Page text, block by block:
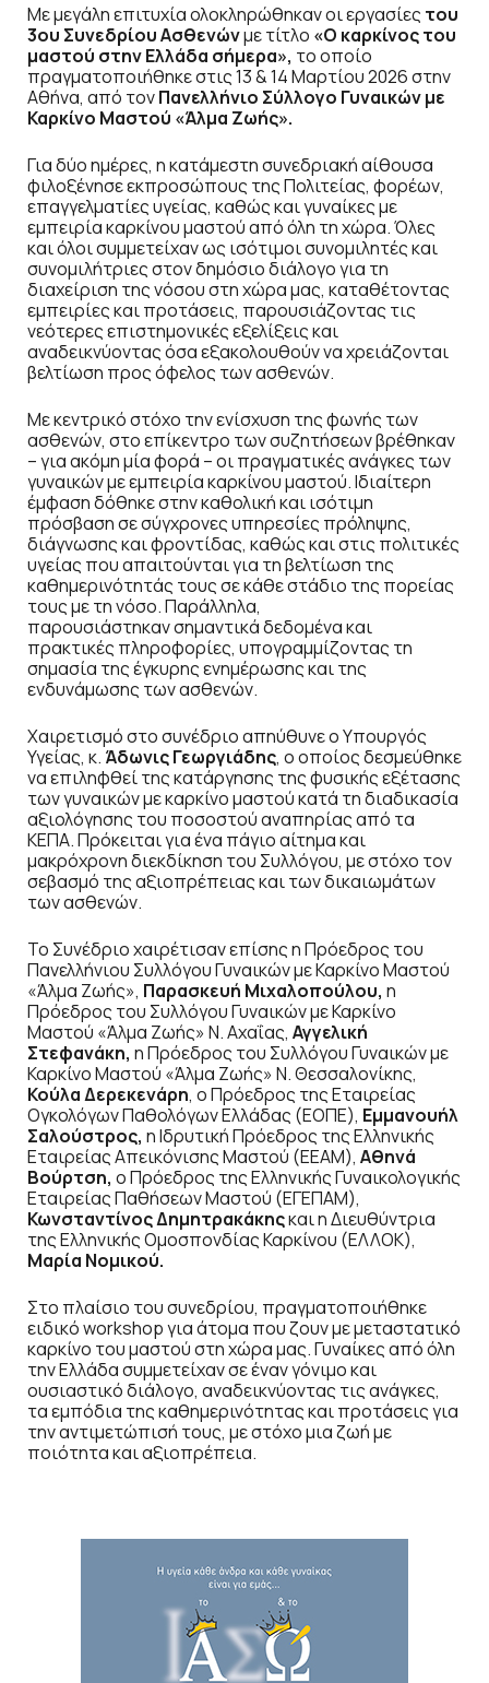
Με μεγάλη επιτυχία ολοκληρώθηκαν οι εργασίες του
3ου Συνεδρίου Ασθενώνμε τίτλο «Ο καρκίνος του
μαστού στην Ελλάδα σήμερα», το οποίο
πραγματοποιήθηκε στις 13 & 14 Μαρτίου 2026 στην
Αθήνα, από τονΠανελλήνιο Σύλλογο Γυναικών με
Καρκίνο Μαστού «Άλμα Ζωής».
Για δύο ημέρες, η κατάμεστη συνεδριακή αίθουσα
φιλοξένησε εκπροσώπους της Πολιτείας, φορέων,
επαγγελματίες υγείας, καθώς και γυναίκες με
εμπειρία καρκίνου μαστού από όλη τη χώρα. Όλες
και όλοι συμμετείχαν ως ισότιμοι συνομιλητές και
συνομιλήτριες στον δημόσιο διάλογο για τη
διαχείριση της νόσου στη χώρα μας, καταθέτοντας
εμπειρίες και προτάσεις, παρουσιάζοντας τις
νεότερες επιστημονικές εξελίξεις και
αναδεικνύοντας όσα εξακολουθούν να χρειάζονται
βελτίωση προς όφελος των ασθενών.
Με κεντρικό στόχο την ενίσχυση της φωνής των
ασθενών, στο επίκεντρο των συζητήσεων βρέθηκαν
– για ακόμη μία φορά – οι πραγματικές ανάγκες των
γυναικών με εμπειρία καρκίνου μαστού. Ιδιαίτερη
έμφαση δόθηκε στην καθολική και ισότιμη
πρόσβαση σε σύγχρονες υπηρεσίες πρόληψης,
διάγνωσης και φροντίδας, καθώς και στις πολιτικές
υγείας που απαιτούνται για τη βελτίωση της
καθημερινότητάς τους σε κάθε στάδιο της πορείας
τους με τη νόσο. Παράλληλα,
παρουσιάστηκαν σημαντικά δεδομένα και
πρακτικές πληροφορίες, υπογραμμίζοντας τη
σημασία της έγκυρης ενημέρωσης και της
ενδυνάμωσης των ασθενών.
Χαιρετισμό στο συνέδριο απηύθυνε ο Υπουργός
Υγείας, κ. Άδωνις Γεωργιάδης, ο οποίος δεσμεύθηκε
να επιληφθεί της κατάργησης της φυσικής εξέτασης
των γυναικών με καρκίνο μαστού κατά τη διαδικασία
αξιολόγησης του ποσοστού αναπηρίας από τα
ΚΕΠΑ. Πρόκειται για ένα πάγιο αίτημα και
μακρόχρονη διεκδίκηση του Συλλόγου, με στόχο τον
σεβασμό της αξιοπρέπειας και των δικαιωμάτων
των ασθενών.
Το Συνέδριο χαιρέτισαν επίσης η Πρόεδρος του
Πανελλήνιου Συλλόγου Γυναικών με Καρκίνο Μαστού
«Άλμα Ζωής», Παρασκευή Μιχαλοπούλου, η
Πρόεδρος του Συλλόγου Γυναικών με Καρκίνο
Μαστού «Άλμα Ζωής» Ν. Αχαΐας, Αγγελική
Στεφανάκη, η Πρόεδρος του Συλλόγου Γυναικών με
Καρκίνο Μαστού «Άλμα Ζωής» Ν. Θεσσαλονίκης,
Κούλα Δερεκενάρη, ο Πρόεδρος της Εταιρείας
Ογκολόγων Παθολόγων Ελλάδας (ΕΟΠΕ), Εμμανουήλ
Σαλούστρος, η Ιδρυτική Πρόεδρος της Ελληνικής
Εταιρείας Απεικόνισης Μαστού (ΕΕΑΜ), Αθηνά
Βούρτση, ο Πρόεδρος της Ελληνικής Γυναικολογικής
Εταιρείας Παθήσεων Μαστού (ΕΓΕΠΑΜ),
Κωνσταντίνος Δημητρακάκηςκαι η Διευθύντρια
της Ελληνικής Ομοσπονδίας Καρκίνου (ΕΛΛΟΚ),
Μαρία Νομικού.
Στο πλαίσιο του συνεδρίου, πραγματοποιήθηκε
ειδικό workshop για άτομα που ζουν με μεταστατικό
καρκίνο του μαστού στη χώρα μας. Γυναίκες από όλη
την Ελλάδα συμμετείχαν σε έναν γόνιμο και
ουσιαστικό διάλογο, αναδεικνύοντας τις ανάγκες,
τα εμπόδια της καθημερινότητας και προτάσεις για
την αντιμετώπισή τους, με στόχο μια ζωή με
ποιότητα και αξιοπρέπεια.